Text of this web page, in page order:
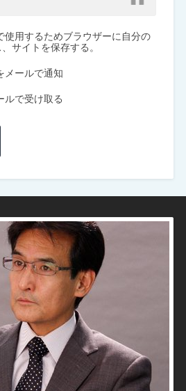
使用するためブラウザーに自分の
サイトを保存する。
メールで通知
ルで受け取る